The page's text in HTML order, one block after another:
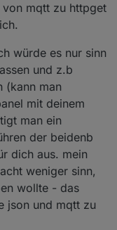
mqtt zu httpget
würde es nur sinn
und z.b
(kann man
mit deinem
man ein
der beidenb
dich aus. mein
weniger sinn,
wollte - das
json und mqtt zu